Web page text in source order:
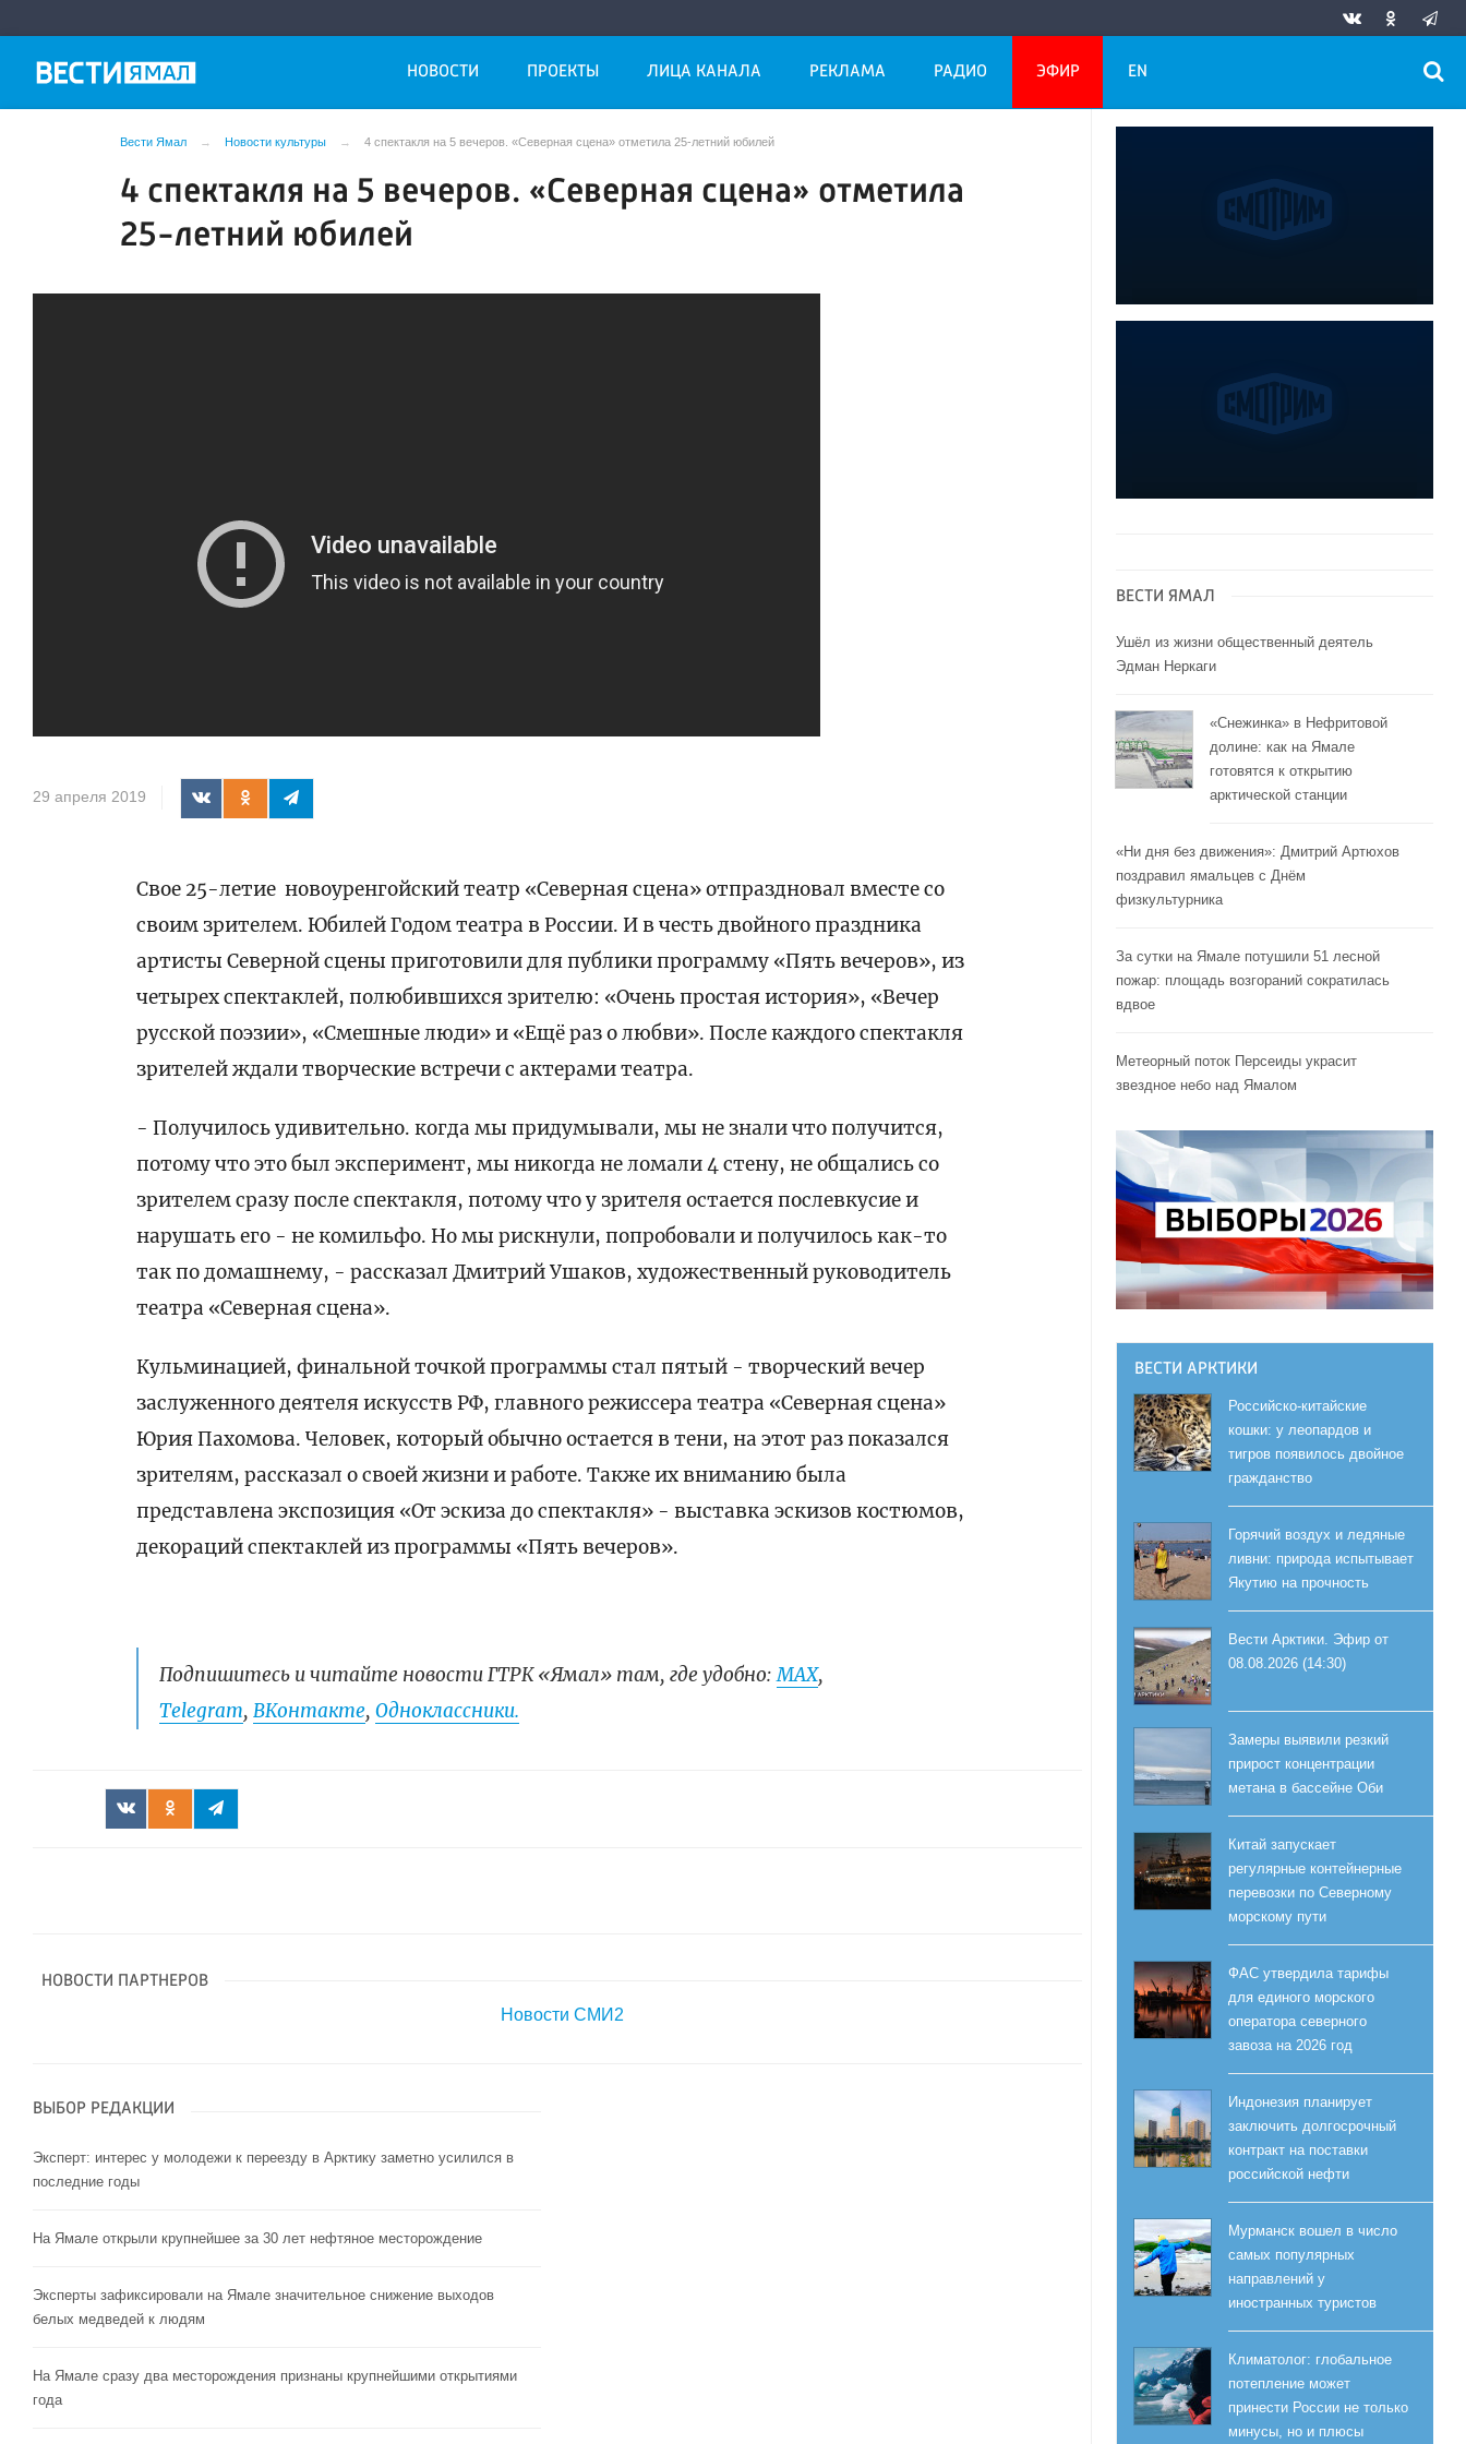
НОВОСТИ ПРОЕКТЫ ЛИЦА КАНАЛА РЕКЛАМА РАДИО ЭФИР EN
Вести Ямал Новости культуры 4 спектакля на 5 вечеров. «Северная сцена» отметила 25-летний юбилей
4 спектакля на 5 вечеров. «Северная сцена» отметила
25-летний юбилей
29 апреля 2019
Свое 25-летие новоуренгойский театр «Северная сцена» отпраздновал вместе со
своим зрителем. Юбилей Годом театра в России. И в честь двойного праздника
артисты Северной сцены приготовили для публики программу «Пять вечеров», из
четырех спектаклей, полюбившихся зрителю: «Очень простая история», «Вечер
русской поэзии», «Смешные люди» и «Ещё раз о любви». После каждого спектакля
зрителей ждали творческие встречи с актерами театра.
- Получилось удивительно. когда мы придумывали, мы не знали что получится,
потому что это был эксперимент, мы никогда не ломали 4 стену, не общались со
зрителем сразу после спектакля, потому что у зрителя остается послевкусие и
нарушать его - не комильфо. Но мы рискнули, попробовали и получилось как-то
так по домашнему, - рассказал Дмитрий Ушаков, художественный руководитель
театра «Северная сцена».
Кульминацией, финальной точкой программы стал пятый - творческий вечер
заслуженного деятеля искусств РФ, главного режиссера театра «Северная сцена»
Юрия Пахомова. Человек, который обычно остается в тени, на этот раз показался
зрителям, рассказал о своей жизни и работе. Также их вниманию была
представлена экспозиция «От эскиза до спектакля» - выставка эскизов костюмов,
декораций спектаклей из программы «Пять вечеров».
Подпишитесь и читайте новости ГТРК «Ямал» там, где удобно:МАХ,
Telegram,ВКонтакте,Одноклассники.
НОВОСТИ ПАРТНЕРОВ
Новости СМИ2
ВЫБОР РЕДАКЦИИ
Эксперт: интерес у молодежи к переезду в Арктику заметно усилился в
последние годы
На Ямале открыли крупнейшее за 30 лет нефтяное месторождение
Эксперты зафиксировали на Ямале значительное снижение выходов
белых медведей к людям
На Ямале сразу два месторождения признаны крупнейшими открытиями
года
ВЕСТИ ЯМАЛ
Ушёл из жизни общественный деятель
Эдман Неркаги
«Снежинка» в Нефритовой
долине: как на Ямале
готовятся к открытию
арктической станции
«Ни дня без движения»: Дмитрий Артюхов
поздравил ямальцев с Днём
физкультурника
За сутки на Ямале потушили 51 лесной
пожар: площадь возгораний сократилась
вдвое
Метеорный поток Персеиды украсит
звездное небо над Ямалом
ВЕСТИ АРКТИКИ
Российско-китайские
кошки: у леопардов и
тигров появилось двойное
гражданство
Горячий воздух и ледяные
ливни: природа испытывает
Якутию на прочность
Вести Арктики. Эфир от
08.08.2026 (14:30)
Замеры выявили резкий
прирост концентрации
метана в бассейне Оби
Китай запускает
регулярные контейнерные
перевозки по Северному
морскому пути
ФАС утвердила тарифы
для единого морского
оператора северного
завоза на 2026 год
Индонезия планирует
заключить долгосрочный
контракт на поставки
российской нефти
Мурманск вошел в число
самых популярных
направлений у
иностранных туристов
Климатолог: глобальное
потепление может
принести России не только
минусы, но и плюсы